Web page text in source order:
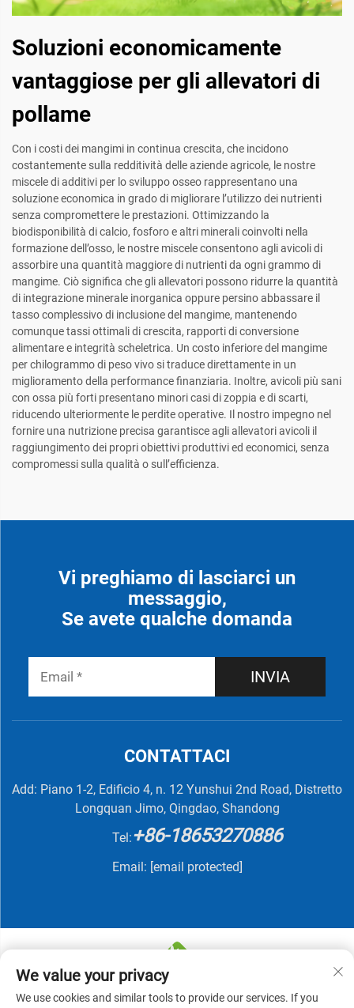
Soluzioni economicamente
vantaggiose per gli allevatori di
pollame
Con i costi dei mangimi in continua crescita, che incidono
costantemente sulla redditività delle aziende agricole, le nostre
miscele di additivi per lo sviluppo osseo rappresentano una
soluzione economica in grado di migliorare l’utilizzo dei nutrienti
senza compromettere le prestazioni. Ottimizzando la
biodisponibilità di calcio, fosforo e altri minerali coinvolti nella
formazione dell’osso, le nostre miscele consentono agli avicoli di
assorbire una quantità maggiore di nutrienti da ogni grammo di
mangime. Ciò significa che gli allevatori possono ridurre la quantità
di integrazione minerale inorganica oppure persino abbassare il
tasso complessivo di inclusione del mangime, mantenendo
comunque tassi ottimali di crescita, rapporti di conversione
alimentare e integrità scheletrica. Un costo inferiore del mangime
per chilogrammo di peso vivo si traduce direttamente in un
miglioramento della performance finanziaria. Inoltre, avicoli più sani
con ossa più forti presentano minori casi di zoppia e di scarti,
riducendo ulteriormente le perdite operative. Il nostro impegno nel
fornire una nutrizione precisa garantisce agli allevatori avicoli il
raggiungimento dei propri obiettivi produttivi ed economici, senza
compromessi sulla qualità o sull’efficienza.
Vi preghiamo di lasciarci un
messaggio,
Se avete qualche domanda
INVIA
CONTATTACI
Add: Piano 1-2, Edificio 4, n. 12 Yunshui 2nd Road, Distretto
Longquan Jimo, Qingdao, Shandong
Tel:+86-18653270886
Email: [email protected]
Copyright © 2025 di QINGDAO NUTRIVIT BIOTECH CO.,
We value your privacy
We use cookies and similar tools to provide our services. If you